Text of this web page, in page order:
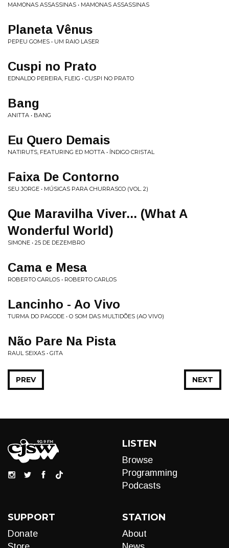
MAMONAS ASSASSINAS • MAMONAS ASSASSINAS
Planeta Vênus
PEPEU GOMES • UM RAIO LASER
Cuspi no Prato
EDNALDO PEREIRA, FLEIG • CUSPI NO PRATO
Bang
ANITTA • BANG
Eu Quero Demais
NATIRUTS, FEATURING ED MOTTA • ÍNDIGO CRISTAL
Faixa De Contorno
SEU JORGE • MÚSICAS PARA CHURRASCO (VOL. 2)
Que Maravilha Viver... (What A
Wonderful World)
SIMONE • 25 DE DEZEMBRO
Cama e Mesa
ROBERTO CARLOS • ROBERTO CARLOS
Lancinho - Ao Vivo
TURMA DO PAGODE • O SOM DAS MULTIDÕES (AO VIVO)
Não Pare Na Pista
RAUL SEIXAS • GITA
NEXT
PREV
LISTEN
Browse
Programming
Podcasts
SUPPORT
Donate
STATION
About